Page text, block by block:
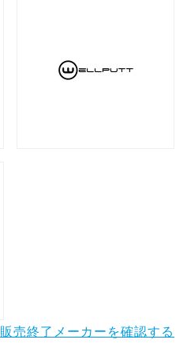
販売終了メーカーを確認する